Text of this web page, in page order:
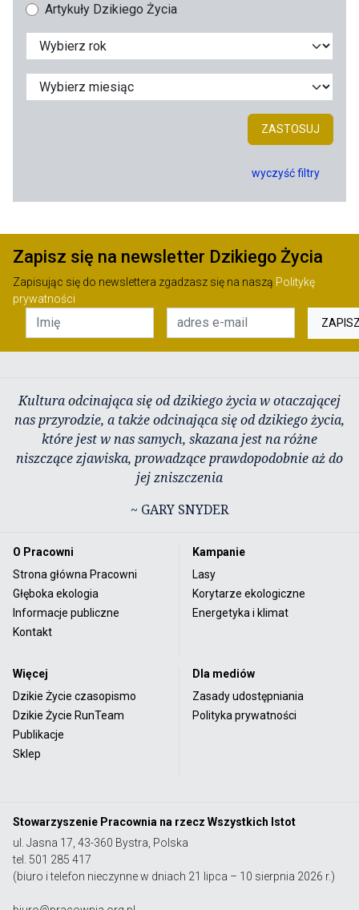
Artykuły Dzikiego Życia
ZASTOSUJ
wyczyść filtry
Zapisz się na newsletter Dzikiego Życia
Zapisując się do newslettera zgadzasz się na naszą Politykę
prywatności
Kultura odcinająca się od dzikiego życia w otaczającej
nas przyrodzie, a także odcinająca się od dzikiego życia,
które jest w nas samych, skazana jest na różne
niszczące zjawiska, prowadzące prawdopodobnie aż do
jej zniszczenia
~ GARY SNYDER
O Pracowni
Strona główna Pracowni
Głęboka ekologia
Informacje publiczne
Kontakt
Kampanie
Lasy
Korytarze ekologiczne
Energetyka i klimat
Więcej
Dzikie Życie czasopismo
Dzikie Życie RunTeam
Publikacje
Sklep
Dla mediów
Zasady udostępniania
Polityka prywatności
Stowarzyszenie Pracownia na rzecz Wszystkich Istot
ul. Jasna 17, 43-360 Bystra, Polska
tel. 501 285 417
(biuro i telefon nieczynne w dniach 21 lipca – 10 sierpnia 2026 r.)